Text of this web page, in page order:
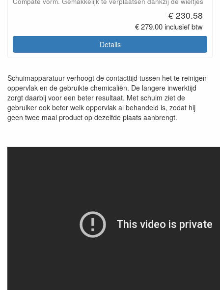
€ 230.58
€ 279.00 inclusief btw
Details
Schuimapparatuur verhoogt de contacttijd tussen het te reinigen
oppervlak en de gebruikte chemicaliën. De langere inwerktijd
zorgt daarbij voor een beter resultaat. Met schuim ziet de
gebruiker ook beter welk oppervlak al behandeld is, zodat hij
geen twee maal product op dezelfde plaats aanbrengt.